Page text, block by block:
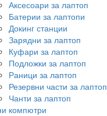
Аксесоари за лаптоп
Батерии за лаптопи
Докинг станции
Зарядни за лаптоп
Куфари за лаптоп
Подложки за лаптоп
Раници за лаптоп
Резервни части за лаптоп
Чанти за лаптоп
компютри